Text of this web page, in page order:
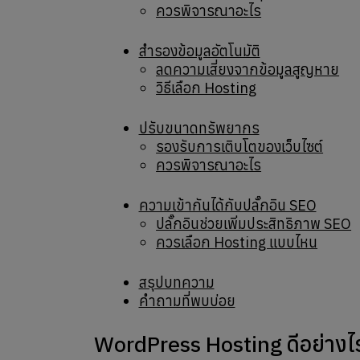
ควรพิจารณาอะไร
สำรองข้อมูลอัตโนมัติ
ลดความเสี่ยงจากข้อมูลสูญหาย
วิธีเลือก Hosting
ปรับขนาดทรัพยากร
รองรับการเติบโตของเว็บไซต์
ควรพิจารณาอะไร
ความเข้ากันได้กับปลั๊กอิน SEO
ปลั๊กอินช่วยเพิ่มประสิทธิภาพ SEO
ควรเลือก Hosting แบบไหน
สรุปบทความ
คำถามที่พบบ่อย
WordPress Hosting ดีอย่างไ